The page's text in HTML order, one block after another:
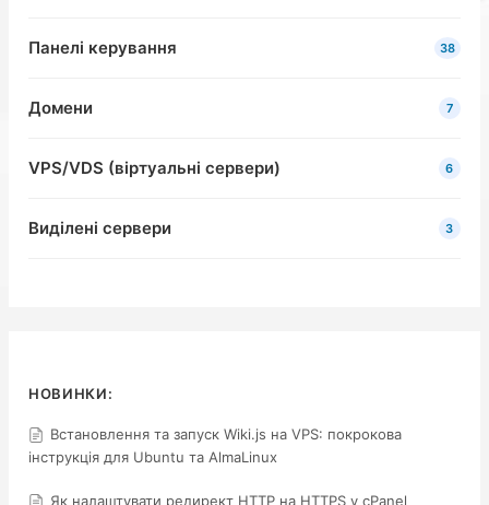
Панелі керування 38
Домени 7
VPS/VDS (віртуальні сервери) 6
Виділені сервери 3
НОВИНКИ:
Встановлення та запуск Wiki.js на VPS: покрокова
інструкція для Ubuntu та AlmaLinux
Як налаштувати редирект HTTP на HTTPS у cPanel